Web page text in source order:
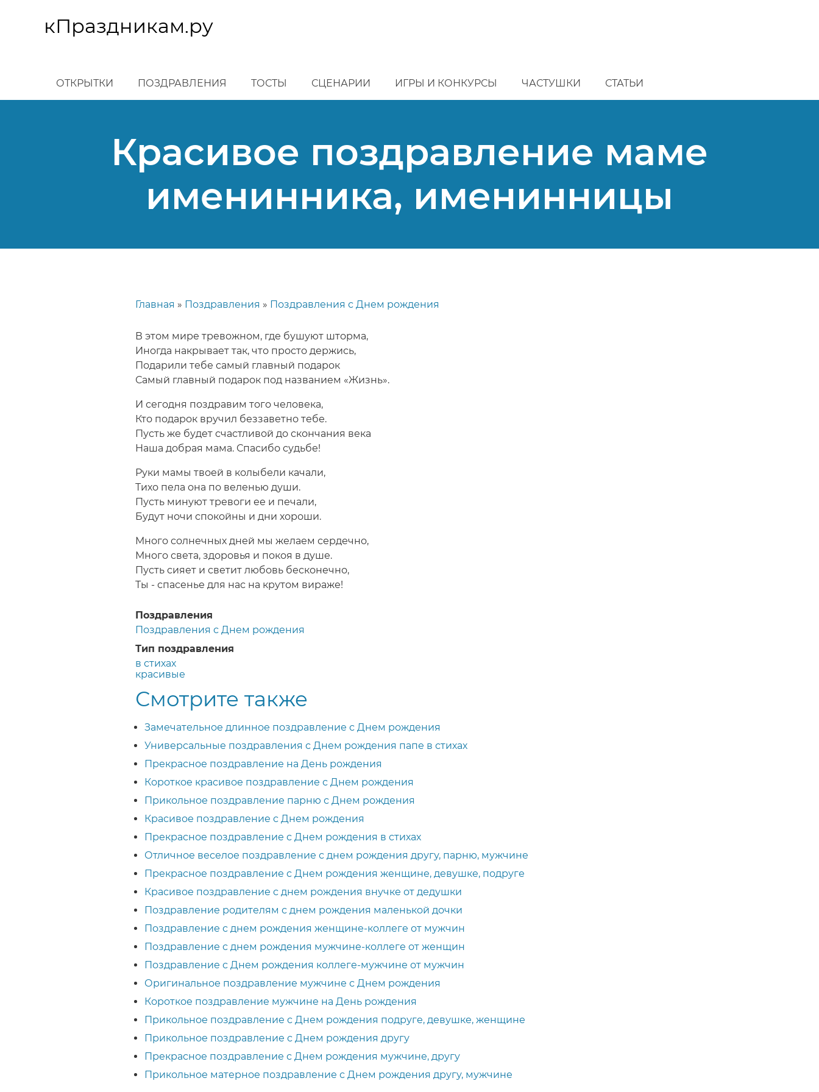
основномукПраздникам.ру
ОТКРЫТКИ ПОЗДРАВЛЕНИЯ ТОСТЫ СЦЕНАРИИ ИГРЫ И КОНКУРСЫ ЧАСТУШКИ СТАТЬИ
Красивое поздравление маме
именинника, именинницы
навигации
Главная Поздравления Поздравления с Днем рождения
В этом мире тревожном, где бушуют шторма,
Иногда накрывает так, что просто держись,
Подарили тебе самый главный подарок
Самый главный подарок под названием «Жизнь».
И сегодня поздравим того человека,
Кто подарок вручил беззаветно тебе.
Пусть же будет счастливой до скончания века
Наша добрая мама. Спасибо судьбе!
Руки мамы твоей в колыбели качали,
Тихо пела она по веленью души.
Пусть минуют тревоги ее и печали,
Будут ночи спокойны и дни хороши.
Много солнечных дней мы желаем сердечно,
Много света, здоровья и покоя в душе.
Пусть сияет и светит любовь бесконечно,
Ты - спасенье для нас на крутом вираже!
Поздравления
Поздравления с Днем рождения
Тип поздравления
в стихах
красивые
Смотрите также
Замечательное длинное поздравление с Днем рождения
Универсальные поздравления с Днем рождения папе в стихах
Прекрасное поздравление на День рождения
Короткое красивое поздравление с Днем рождения
Прикольное поздравление парню с Днем рождения
Красивое поздравление с Днем рождения
Прекрасное поздравление с Днем рождения в стихах
Отличное веселое поздравление с днем рождения другу, парню, мужчине
Прекрасное поздравление с Днем рождения женщине, девушке, подруге
Красивое поздравление с днем рождения внучке от дедушки
Поздравление родителям с днем рождения маленькой дочки
Поздравление с днем рождения женщине-коллеге от мужчин
Поздравление с днем рождения мужчине-коллеге от женщин
Поздравление с Днем рождения коллеге-мужчине от мужчин
Оригинальное поздравление мужчине с Днем рождения
Короткое поздравление мужчине на День рождения
Прикольное поздравление с Днем рождения подруге, девушке, женщине
Прикольное поздравление с Днем рождения другу
Прекрасное поздравление с Днем рождения мужчине, другу
Прикольное матерное поздравление с Днем рождения другу, мужчине